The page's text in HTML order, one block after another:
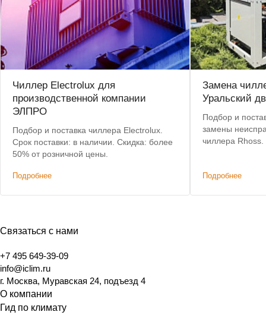
Чиллер Electrolux для
производственной компании
ЭЛПРО
Подбор и поставка чиллера Electrolux.
Срок поставки: в наличии. Скидка: более
50% от розничной цены.
Подробнее
Замена
Уральский
Подбор и
замены
чиллера
изменений.
Подробнее
Связаться с нами
+7 495 649-39-09
info@iclim.ru
г. Москва, Муравская 24, подъезд 4
О компании
Гид по климату